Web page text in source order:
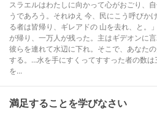
スラエルはわたしに向かって心がおごり、
うであろう。それゆえ 今、民にこう呼びか
る者は皆帰り、ギレアドの 山を去れ、と。
が帰り、一万人が残った。主はギデオンに
彼らを連れて水辺に下れ。そこで、あなた
する。…水を手にすくってすすった者の数
を...
満足することを学びなさい